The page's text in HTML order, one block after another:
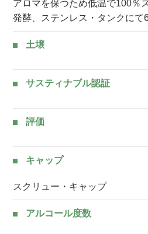
アロマを保つため低温で100％
発酵、ステンレス・タンクにて
土壌
サスティナブル認証
評価
キャップ
スクリュー・キャップ
アルコール度数